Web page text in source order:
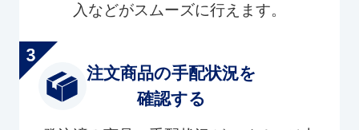
入などがスムーズに行えます。
注文商品の手配状況を
確認する